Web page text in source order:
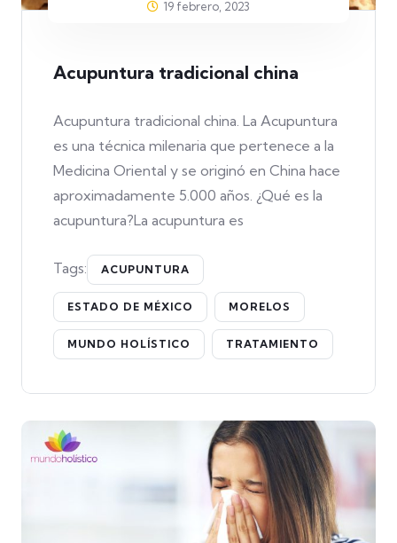
19 febrero, 2023
Acupuntura tradicional china
Acupuntura tradicional china. La Acupuntura
es una técnica milenaria que pertenece a la
Medicina Oriental y se originó en China hace
aproximadamente 5.000 años. ¿Qué es la
acupuntura?La acupuntura es
Tags: ACUPUNTURA
ESTADO DE MÉXICO MORELOS
MUNDO HOLÍSTICO TRATAMIENTO